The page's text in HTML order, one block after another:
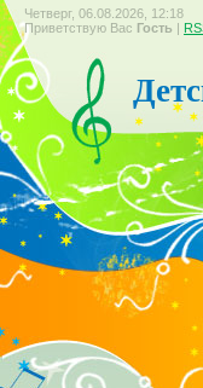
Четверг, 06.08.2026, 12:18
Приветствую Вас Гость |